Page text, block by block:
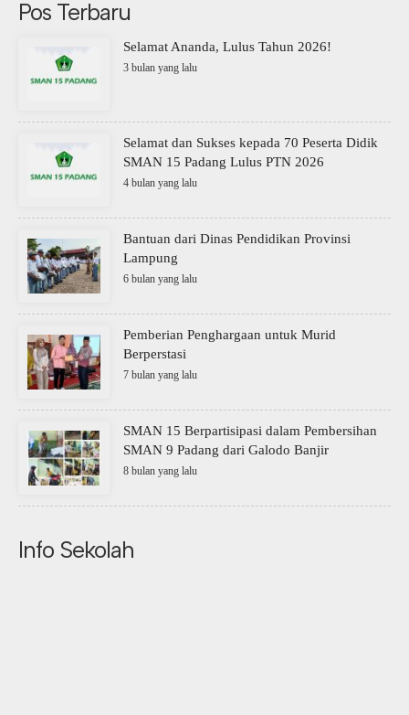
Pos Terbaru
Selamat Ananda, Lulus Tahun 2026!
3 bulan yang lalu
Selamat dan Sukses kepada 70 Peserta Didik
SMAN 15 Padang Lulus PTN 2026
4 bulan yang lalu
Bantuan dari Dinas Pendidikan Provinsi
Lampung
6 bulan yang lalu
Pemberian Penghargaan untuk Murid
Berperstasi
7 bulan yang lalu
SMAN 15 Berpartisipasi dalam Pembersihan
SMAN 9 Padang dari Galodo Banjir
8 bulan yang lalu
Info Sekolah